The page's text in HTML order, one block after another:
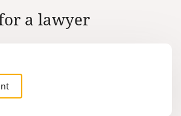
United Arab
Federation.
a lawyer